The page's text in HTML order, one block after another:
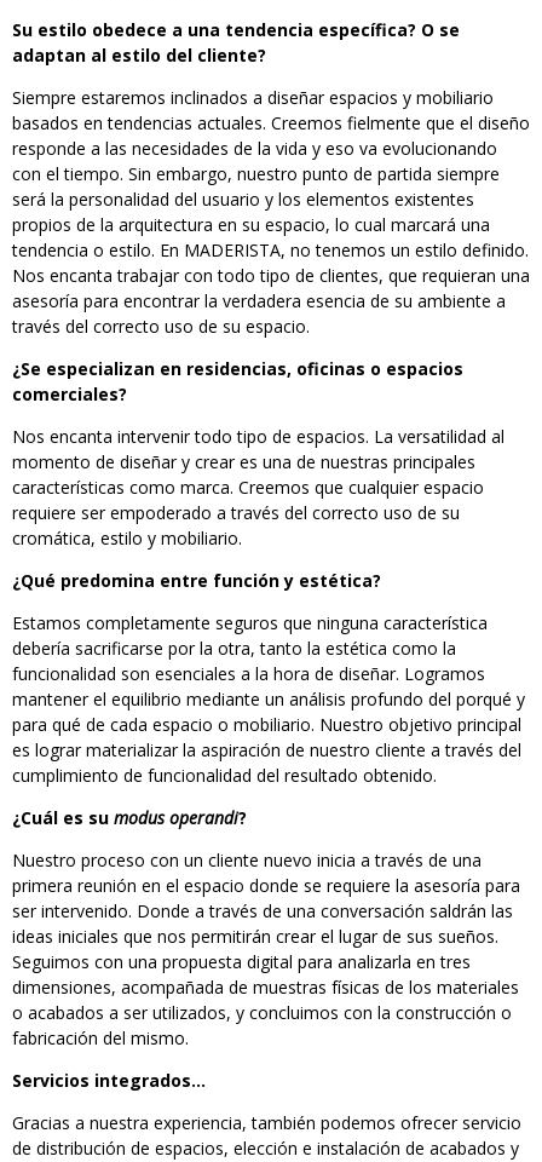
Su estilo obedece a una tendencia específica? O se
adaptan al estilo del cliente?
Siempre estaremos inclinados a diseñar espacios y mobiliario
basados en tendencias actuales. Creemos fielmente que el diseño
responde a las necesidades de la vida y eso va evolucionando
con el tiempo. Sin embargo, nuestro punto de partida siempre
será la personalidad del usuario y los elementos existentes
propios de la arquitectura en su espacio, lo cual marcará una
tendencia o estilo. En MADERISTA, no tenemos un estilo definido.
Nos encanta trabajar con todo tipo de clientes, que requieran una
asesoría para encontrar la verdadera esencia de su ambiente a
través del correcto uso de su espacio.
¿Se especializan en residencias, oficinas o espacios
comerciales?
Nos encanta intervenir todo tipo de espacios. La versatilidad al
momento de diseñar y crear es una de nuestras principales
características como marca. Creemos que cualquier espacio
requiere ser empoderado a través del correcto uso de su
cromática, estilo y mobiliario.
¿Qué predomina entre función y estética?
Estamos completamente seguros que ninguna característica
debería sacrificarse por la otra, tanto la estética como la
funcionalidad son esenciales a la hora de diseñar. Logramos
mantener el equilibrio mediante un análisis profundo del porqué y
para qué de cada espacio o mobiliario. Nuestro objetivo principal
es lograr materializar la aspiración de nuestro cliente a través del
cumplimiento de funcionalidad del resultado obtenido.
¿Cuál es su modus operandi?
Nuestro proceso con un cliente nuevo inicia a través de una
primera reunión en el espacio donde se requiere la asesoría para
ser intervenido. Donde a través de una conversación saldrán las
ideas iniciales que nos permitirán crear el lugar de sus sueños.
Seguimos con una propuesta digital para analizarla en tres
dimensiones, acompañada de muestras físicas de los materiales
o acabados a ser utilizados, y concluimos con la construcción o
fabricación del mismo.
Servicios integrados…
Gracias a nuestra experiencia, también podemos ofrecer servicio
de distribución de espacios, elección e instalación de acabados y